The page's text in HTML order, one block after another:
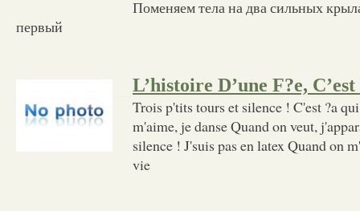
Поменяем тела на два сильных
первый
L’histoire D’une F?e,
Trois p'tits tours et silence ! C'est ?a
m'aime, je danse Quand on veut,
silence ! J'suis pas en latex Quand on
vie